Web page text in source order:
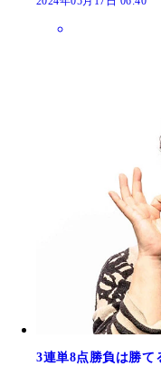
3連単8点勝負は勝て